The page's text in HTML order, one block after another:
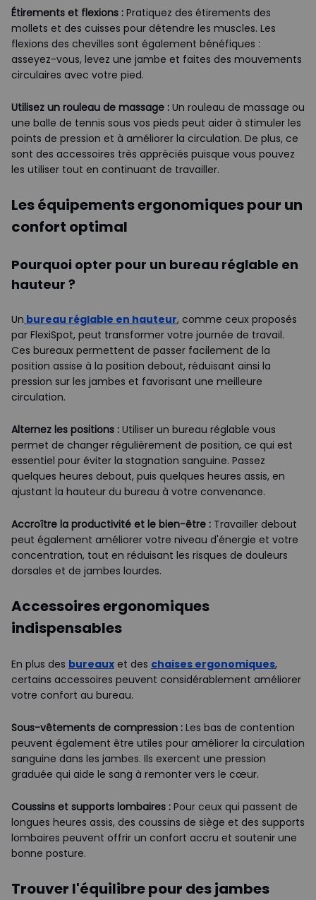
Étirements et flexions : Pratiquez des étirements des
mollets et des cuisses pour détendre les muscles. Les
flexions des chevilles sont également bénéfiques :
asseyez-vous, levez une jambe et faites des mouvements
circulaires avec votre pied.
Utilisez un rouleau de massage : Un rouleau de massage ou
une balle de tennis sous vos pieds peut aider à stimuler les
points de pression et à améliorer la circulation. De plus, ce
sont des accessoires très appréciés puisque vous pouvez
les utiliser tout en continuant de travailler.
Les équipements ergonomiques pour un
confort optimal
Pourquoi opter pour un bureau réglable en
hauteur ?
Un bureau réglable en hauteur, comme ceux proposés
par FlexiSpot, peut transformer votre journée de travail.
Ces bureaux permettent de passer facilement de la
position assise à la position debout, réduisant ainsi la
pression sur les jambes et favorisant une meilleure
circulation.
Alternez les positions : Utiliser un bureau réglable vous
permet de changer régulièrement de position, ce qui est
essentiel pour éviter la stagnation sanguine. Passez
quelques heures debout, puis quelques heures assis, en
ajustant la hauteur du bureau à votre convenance.
Accroître la productivité et le bien-être : Travailler debout
peut également améliorer votre niveau d'énergie et votre
concentration, tout en réduisant les risques de douleurs
dorsales et de jambes lourdes.
Accessoires ergonomiques
indispensables
En plus des bureaux et des chaises ergonomiques,
certains accessoires peuvent considérablement améliorer
votre confort au bureau.
Sous-vêtements de compression : Les bas de contention
peuvent également être utiles pour améliorer la circulation
sanguine dans les jambes. Ils exercent une pression
graduée qui aide le sang à remonter vers le cœur.
Coussins et supports lombaires : Pour ceux qui passent de
longues heures assis, des coussins de siège et des supports
lombaires peuvent offrir un confort accru et soutenir une
bonne posture.
Trouver l'équilibre pour des jambes